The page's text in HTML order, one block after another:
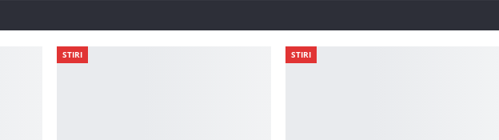
STIRI STIRI